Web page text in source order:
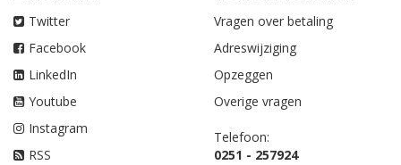
Twitter
Facebook
LinkedIn
Youtube
Instagram
RSS
Vragen over betaling
Adreswijziging
Opzeggen
Overige vragen
Telefoon:
0251 - 257924